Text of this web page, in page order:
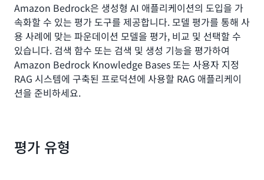
Amazon Bedrock은 생성형 AI 애플리케이션의 도입을 가
속화할 수 있는 평가 도구를 제공합니다. 모델 평가를 통해 사
용 사례에 맞는 파운데이션 모델을 평가, 비교 및 선택할 수
있습니다. 검색 함수 또는 검색 및 생성 기능을 평가하여
Amazon Bedrock Knowledge Bases 또는 사용자 지정
RAG 시스템에 구축된 프로덕션에 사용할 RAG 애플리케이
션을 준비하세요.
평가 유형